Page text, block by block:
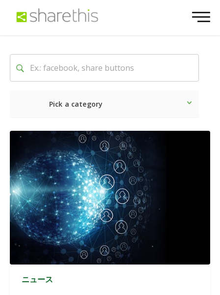
Pick a category
最新 ソーシャル マーケ
ニュース